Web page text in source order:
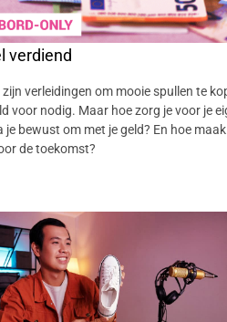
verdiend
zijn verleidingen om mooie spullen te
voor nodig. Maar hoe zorg je voor je
je bewust om met je geld? En hoe
de toekomst?